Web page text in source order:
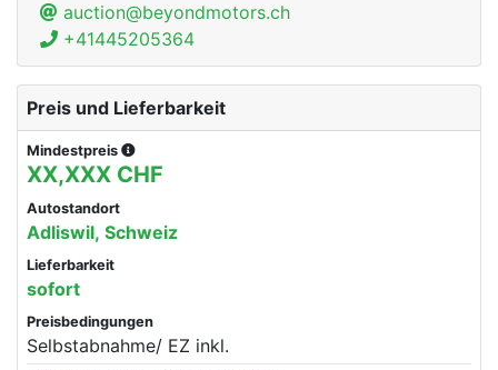
auction@beyondmotors.ch
+41445205364
Preis und Lieferbarkeit
Mindestpreis
XX,XXX CHF
Autostandort
Adliswil, Schweiz
Lieferbarkeit
sofort
Preisbedingungen
Selbstabnahme/ EZ inkl.